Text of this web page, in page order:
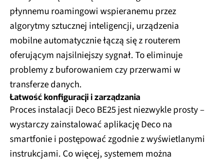
płynnemu roamingowi wspieranemu przez
algorytmy sztucznej inteligencji, urządzenia
mobilne automatycznie łączą się z routerem
oferującym najsilniejszy sygnał. To eliminuje
problemy z buforowaniem czy przerwami w
transferze danych.
Łatwość konfiguracji i zarządzania
Proces instalacji Deco BE25 jest niezwykle prosty –
wystarczy zainstalować aplikację Deco na
smartfonie i postępować zgodnie z wyświetlanymi
instrukcjami. Co więcej, systemem można